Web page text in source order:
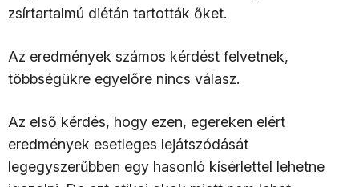
zsírtartalmú diétán tartották őket.
Az eredmények számos kérdést felvetnek,
többségükre egyelőre nincs válasz.
Az első kérdés, hogy ezen, egereken elért
eredmények esetleges lejátszódását
legegyszerűbben egy hasonló kísérlettel lehetne